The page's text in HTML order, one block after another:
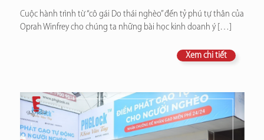
Cuộc hành trình từ “cô gái Do thái nghèo” đến tỷ phú tự thân của
Oprah Winfrey cho chúng ta những bài học kinh doanh ý[…]
Xem chi tiết